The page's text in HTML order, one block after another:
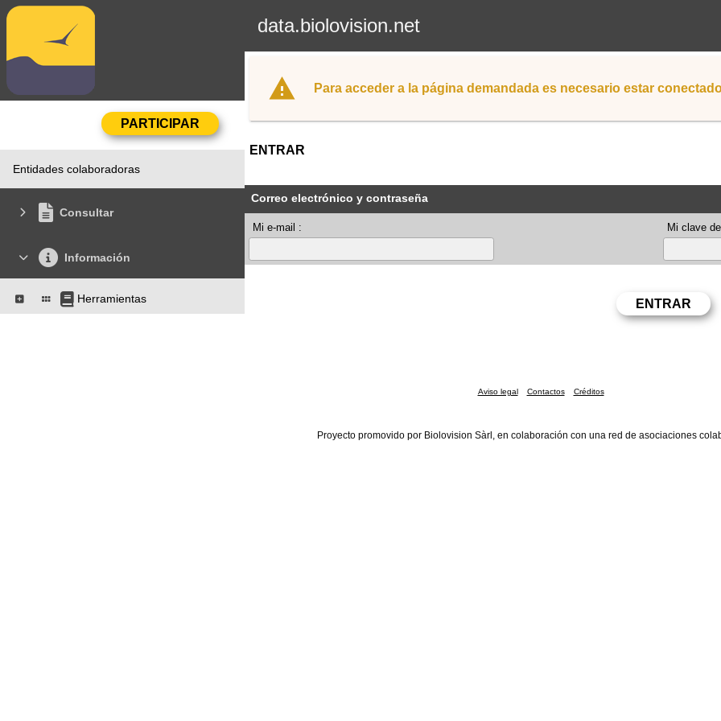
data.biolovision.net
Entidades colaboradoras
Consultar
Información
Herramientas
Para acceder a la página demandada es necesario estar
ENTRAR
Correo electrónico y contraseña
Mi e-mail : Mi clave
Aviso legal Contactos Créditos
Proyecto promovido por Biolovision Sàrl, en colaboración con una red de asociaciones